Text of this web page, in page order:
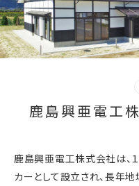
鹿島興亜電工
鹿島興亜電工株式会社は、
カーとして設立され、長年